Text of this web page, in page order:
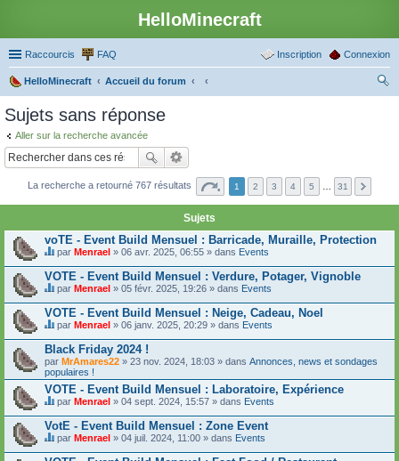
HelloMinecraft
Raccourcis FAQ Connexion
Inscription
HelloMinecraft
Accueil du forum
Sujets sans réponse
Aller sur la recherche avancée
La recherche a retourné 767 résultats 1 2 3 4 5 31
Sujets
voTE - Event Build Mensuel : Barricade, Muraille, Protection
C
e
s
u
j
e
o
n
t
i
e
n
u
n
s
o
par Menrael » 06 avr. 2025, 06:55 » dans Events
VOTE - Event Build Mensuel : Verdure, Potager, Vignoble
C
e
s
u
j
e
t
c
o
n
i
e
n
u
par Menrael » 05 févr. 2025, 19:26 » dans Events
VOTE - Event Build Mensuel : Neige, Cadeau, Noel
C
e
s
u
j
e
c
o
n
i
par Menrael » 06 janv. 2025, 20:29 » dans Events
Black Friday 2024 !
par MrAmares22 » 23 nov. 2024, 18:03 » dans Annonces, news et sondages
populaires !
VOTE - Event Build Mensuel : Laboratoire, Expérience
C
e
s
u
j
par Menrael » 04 sept. 2024, 15:57 » dans Events
VotE - Event Build Mensuel : Zone Event
C
e
par Menrael » 04 juil. 2024, 11:00 » dans Events